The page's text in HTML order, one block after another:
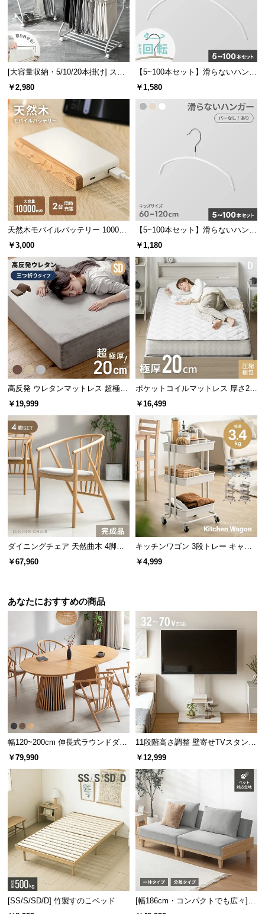
小
型
商
品
の
配
送
に
い
て
開
梱
設
置
サ
ビ
ス
に
つ
て
搬
入
経
路
に
つ
い
て
キ
ャ
ン
つ
い
保
に
つ
会
員
つ
い
て
客
[大容量収納・5/10/20本掛け] スラ
ックスハンガー キャスター付き 出
￥2,980
【5~100本セット】滑らないハンガ
ー
￥1,580
天然木モバイルバッテリー 10000m
Ah USB-C/USB-A 2台同時充電対応
￥3,000
【5~100本セット】滑らないハンガ
ー キッズサイズ
￥1,180
高反発 ウレタンマットレス 超極厚
20cm 三つ折りタイプ [SD]
￥19,999
ポケットコイルマットレス 厚さ20
cm D
￥16,499
ダイニングチェア 天然曲木 4脚セ
ット
￥67,960
キッチンワゴン 3段トレー キャス
ター付きタイプ
￥4,999
あなたにおすすめの商品
幅120~200cm 伸長式ラウンドダイ
ニングテーブル 6人掛け 天然木突
￥79,990
11段階高さ調整 壁寄せTVスタンド
キャスター付き 上下左右角度調節
￥12,999
[SS/S/SD/D] 竹製すのこベッド
[幅186cm・コンパクトでも広々] 3
人掛けソファベッド リクライニン